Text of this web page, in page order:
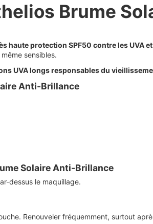
Brume
haute protection SPF50 contre les UVA et
même sensibles.
UVA longs responsables du
Anti-Brillance
Solaire Anti-Brillance
dessus le maquillage.
Renouveler fréquemment, surtout